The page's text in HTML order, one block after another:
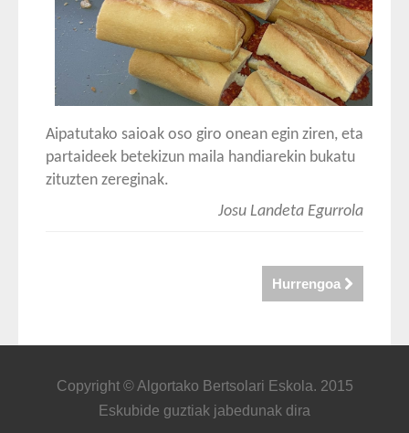
Aipatutako saioak oso giro onean egin ziren, eta
partaideek betekizun maila handiarekin bukatu
zituzten zereginak.
Josu Landeta Egurrola
Hurrengoa
Copyright © Algortako Bertsolari Eskola. 2015
Eskubide guztiak jabedunak dira